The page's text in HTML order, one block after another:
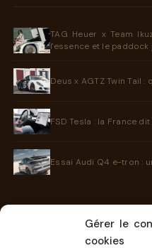
Gérer le
cookies
TAG Heuer x Team
l'essence et le paddock
Deus x AGTZ Twin Tail
FSD Tesla : la France
Essai Audi Q4 e-tron :
INFORMATIONS